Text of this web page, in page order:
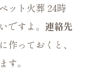
ット火葬 24時
ですよ。 連絡先
作っておくと、
す。